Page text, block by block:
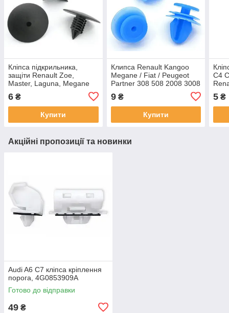
Кліпса підкрильника,
защіти Renault Zoe,
Master, Laguna, Megane
Logan / Opel Vivaro,
Movano, 7703077435
6 ₴
Купити
Клипса Renault Kangoo
Megane / Fiat / Peugeot
Partner 308 508 2008 3008
ELYSEE / Mini
9₴
Купити
C4
406
5 ₴
Акційні пропозиції та новинки
Audi A6 C7 кліпса кріплення
порога, 4G0853909A
Готово до відправки
49 ₴